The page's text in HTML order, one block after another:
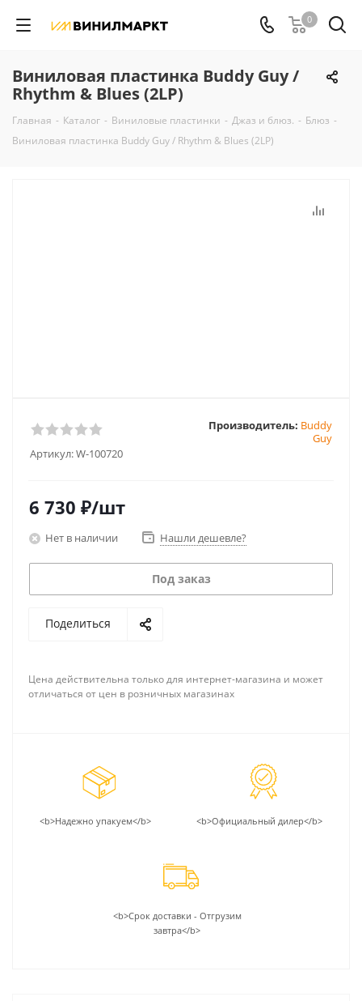
0
Виниловая пластинка Buddy Guy /
Rhythm & Blues (2LP)
Главная - Каталог - Виниловые пластинки - Джаз и блюз. - Блюз -
Виниловая пластинка Buddy Guy / Rhythm & Blues (2LP)
Артикул:W-100720
Производитель: Buddy
Guy
6 730 ₽/шт
Нет в наличии Нашли дешевле?
Под заказ
Поделиться
Цена действительна только для интернет-магазина и может
отличаться от цен в розничных магазинах
<b>Надежно упакуем</b> <b>Официальный дилер</b>
<b>Срок доставки - Отгрузим
завтра</b>